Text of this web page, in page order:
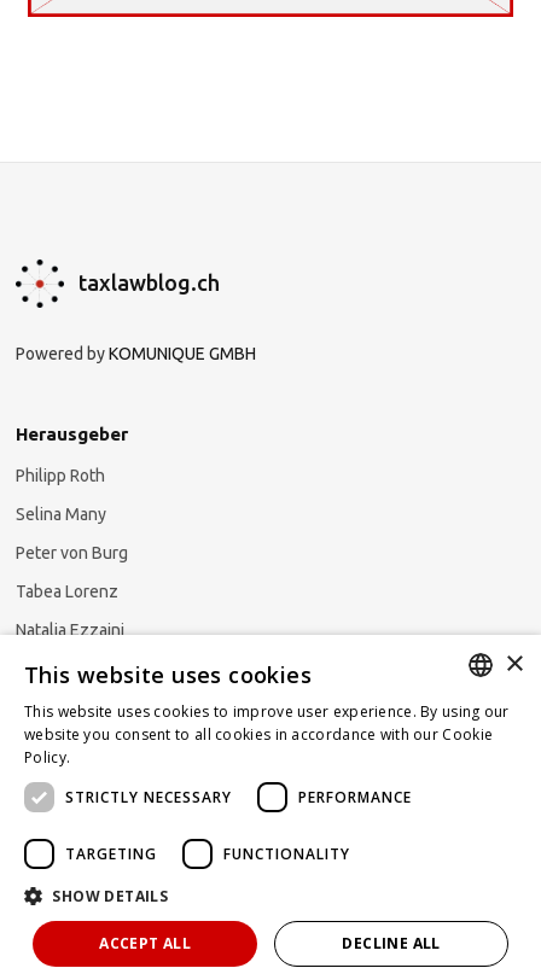
taxlawblog.ch
Powered byKOMUNIQUE GMBH
Herausgeber
Philipp Roth
Selina Many
Peter von Burg
Tabea Lorenz
Natalja Ezzaini
Newsletter abonnieren
Powered byKOMUNIQUE
hello@taxlawblog.ch
IMPRESSUM
DATENSCHUTZ HAFTUNGSAUSSCHLUSS
GERMAN
×
This website uses cookies
This website uses cookies to improve user experience. By using our
website you consent to all cookies in accordance with our Cookie
Policy.
STRICTLY NECESSARY
PERFORMANCE
TARGETING FUNCTIONALITY
SHOW DETAILS
ACCEPT ALL DECLINE ALL